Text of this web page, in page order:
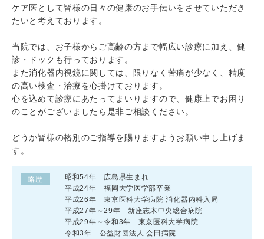
ケア医として皆様の日々の健康のお手伝いをさせていただき
たいと考えております。
当院では、お子様からご高齢の方まで幅広い診療に加え、健
診・ドックも行っております。
また消化器内視鏡に関しては、限りなく苦痛が少なく、精度
の高い検査・治療を心掛けております。
心を込めて診療にあたってまいりますので、健康上でお困り
のことがございましたら是非ご相談ください。
どうか皆様の格別のご指導を賜りますようお願い申し上げま
す。
略歴
昭和54年 広島県生まれ
平成24年 福岡大学医学部卒業
平成26年 東京医科大学病院 消化器内科入局
平成27年～29年 新座志木中央総合病院
平成29年～令和3年 東京医科大学病院
令和3年 公益財団法人 会田病院